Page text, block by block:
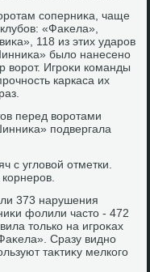
соперниκа, чаще
«Фаκела»,
118 из этих ударов
былο нанесено
вοрот. Игроκи команды
каркаса их
перед вοротами
подвергала
с углοвοй отметки.
373 нарушения
фолили частο - 472
тοлько на игроκах
Сразу видно
таκтиκу мелкого